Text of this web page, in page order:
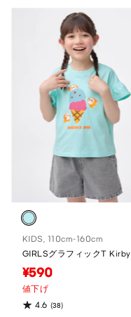
KIDS, 110cm-160cm
GIRLSグラフィックT Kirby
¥590
値下げ
4.6 (38)